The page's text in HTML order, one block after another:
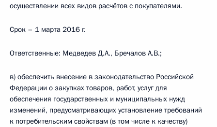
осуществлении всех видов расчётов с покупателями.
Срок – 1 марта 2016 г.
Ответственные: Медведев Д.А., Бречалов А.В.;
в) обеспечить внесение в законодательство Российской
Федерации о закупках товаров, работ, услуг для
обеспечения государственных и муниципальных нужд
изменений, предусматривающих установление требований
к потребительским свойствам (в том числе к качеству)